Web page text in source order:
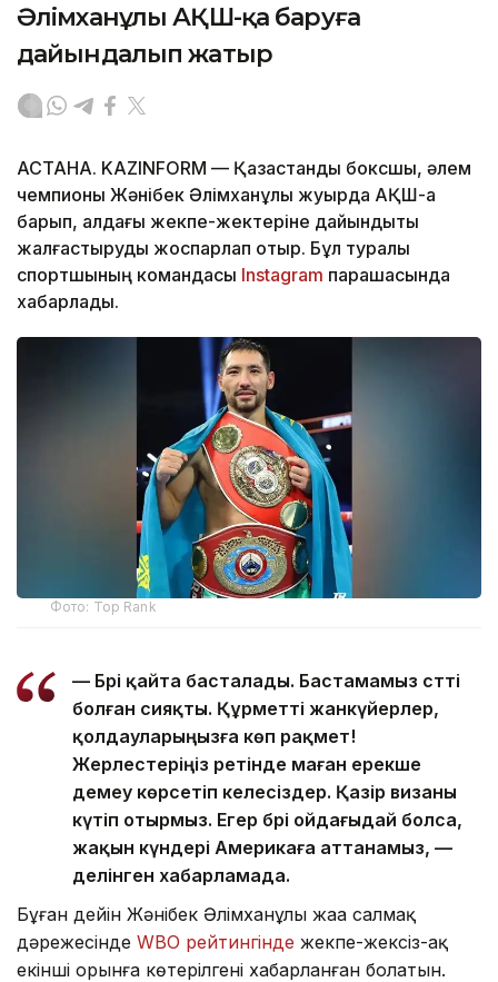
Әлімханұлы АҚШ-қа баруға
дайындалып жатыр
АСТАНА. KAZINFORM — Қазақстандық боксшы, әлем
чемпионы Жәнібек Әлімханұлы жуырда АҚШ-қа
барып, алдағы жекпе-жектеріне дайындықты
жалғастыруды жоспарлап отыр. Бұл туралы
спортшының командасы Instagram парақшасында
хабарлады.
Фото: Top Rank
— Бәрі қайта басталады. Бастамамыз сәтті
болған сияқты. Құрметті жанкүйерлер,
қолдауларыңызға көп рақмет!
Жерлестеріңіз ретінде маған ерекше
демеу көрсетіп келесіздер. Қазір визаны
күтіп отырмыз. Егер бәрі ойдағыдай болса,
жақын күндері Америкаға аттанамыз, —
делінген хабарламада.
Бұған дейін Жәнібек Әлімханұлы жаңа салмақ
дәрежесінде WBO рейтингінде жекпе-жексіз-ақ
екінші орынға көтерілгені хабарланған болатын.